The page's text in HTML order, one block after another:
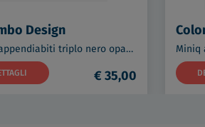
Design
Miniq appendiabiti triplo nero opaco codice prod: BCD137-NM
€ 35,00